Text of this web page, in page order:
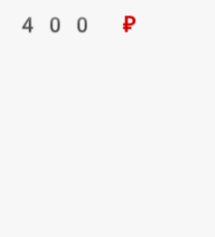
400 ₽